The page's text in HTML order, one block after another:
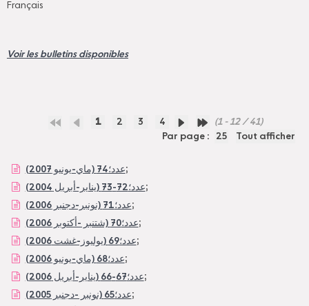
عدد؛74 (ماي-يونيو 2007);
عدد؛72-73 (يناير-أبريل 2004);
عدد؛71 (نونبر-دجنبر 2006);
عدد؛70 (شتنبر -أكتوبر 2006);
عدد؛69 (يوليوز-غشت 2006);
عدد؛68 (ماي-يونيو 2006);
عدد؛67-66 (يناير-أبريل 2006);
عدد؛65 (نونبر -دجنبر 2005);
Français
Voir les bulletins disponibles
1 2 3 4
(1 - 12 / 41)
Par page :
25 Tout afficher